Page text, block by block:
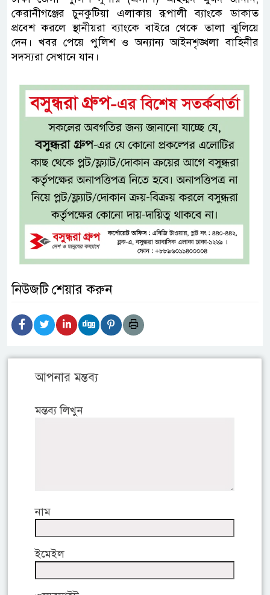
কেরানীগঞ্জের চুনকুটিয়া এলাকায় রূপালী ব্যাংকে ডাকাত
প্রবেশ করলে স্থানীয়রা ব্যাংকে বাইরে থেকে তালা ঝুলিয়ে
দেন। খবর পেয়ে পুলিশ ও অন্যান্য আইনশৃঙ্খলা বাহিনীর
সদস্যরা সেখানে যান।
নিউজটি শেয়ার করুন
আপনার মন্তব্য
মন্তব্য লিখুন
নাম
ইমেইল